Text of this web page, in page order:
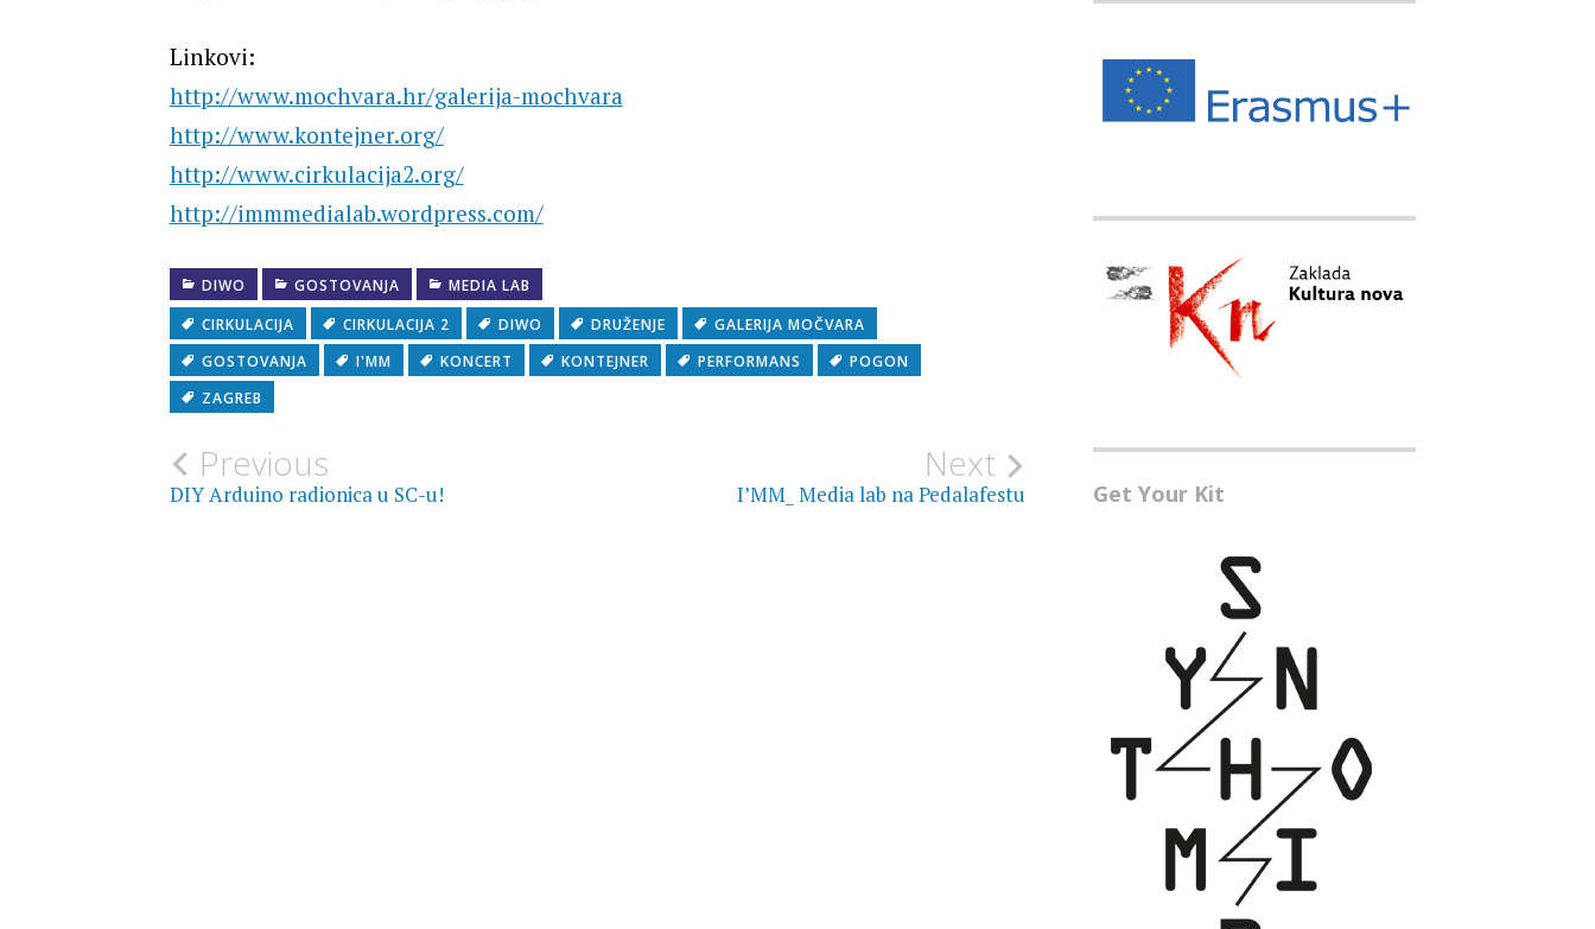
Linkovi:
http://www.mochvara.hr/galerija-mochvara
http://www.kontejner.org/
http://www.cirkulacija2.org/
http://immmedialab.wordpress.com/
DIWO GOSTOVANJA
MEDIA LAB
CIRKULACIJA
CIRKULACIJA 2 DIWO DRUŽENJE
GALERIJA MOČVARA
GOSTOVANJA
I'MM KONCERT KONTEJNER PERFORMANS
POGON
ZAGREB
Post
Previous
DIY Arduino radionica u SC-u!
Next
I’MM_ Media lab na Pedalafestu Get Your Kit